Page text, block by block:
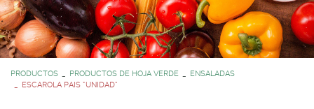
PRODUCTOS PRODUCTOS DE HOJA VERDE
ENSALADAS
ESCAROLA PAIS *UNIDAD*